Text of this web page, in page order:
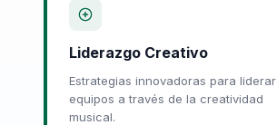
Liderazgo Creativo
Estrategias innovadoras para liderar
equipos a través de la creatividad
musical.